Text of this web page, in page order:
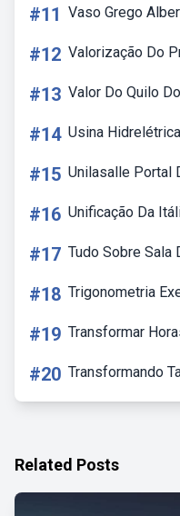
#11 Vaso Grego
#12 Valorização Do
#13 Valor Do Quilo
#14 Usina
#15 Unilasalle Portal
#16 Unificação Da
#17 Tudo Sobre Sala
#18 Trigonometria
#19 Transformar
#20 Transformando
Related Posts